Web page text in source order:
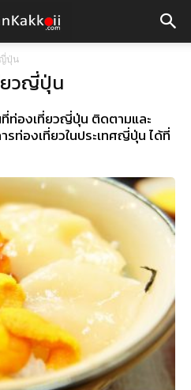
ปุ่น
ยวญี่ปุ่น
ท่องเที่ยวญี่ปุ่น ติดตามและ
รท่องเที่ยวในประเทศญี่ปุ่น ได้ที่